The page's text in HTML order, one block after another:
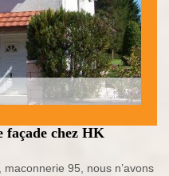
façade chez HK
95, nous n’avons